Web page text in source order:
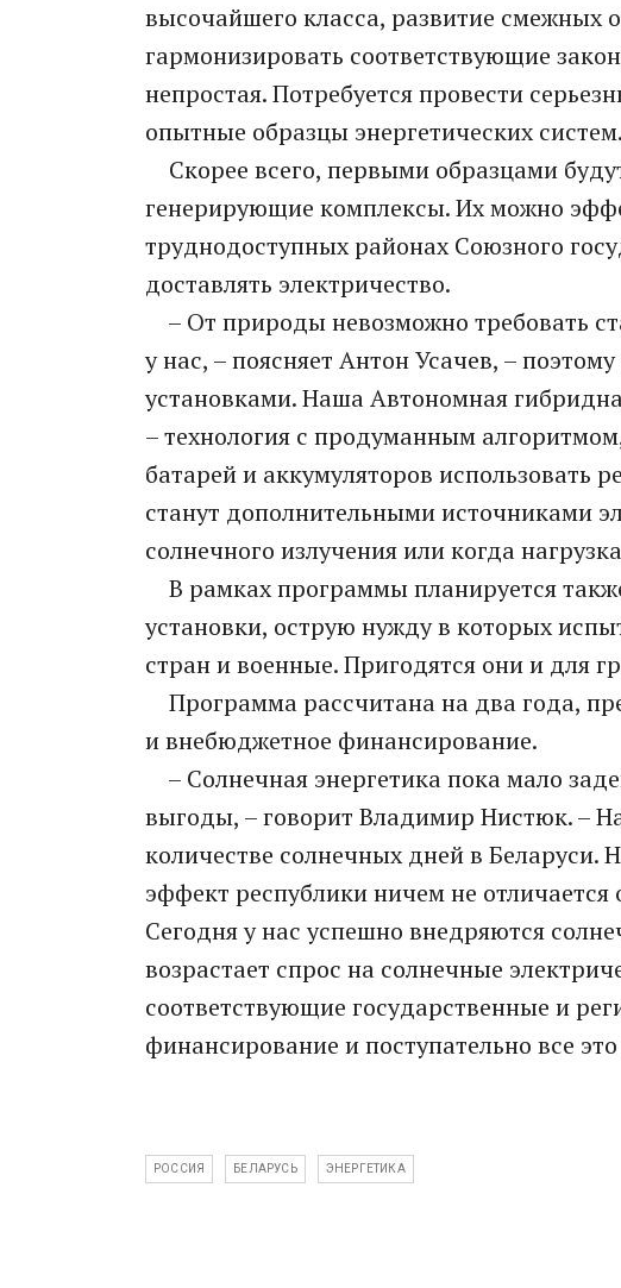
высочайшего класса, развитие смежных
гармонизировать соответствующие
непростая. Потребуется провести
опытные образцы энергетических систем.
Скорее всего, первыми образцами
генерирующие комплексы. Их можно
труднодоступных районах Союзного
доставлять электричество.
– От природы невозможно требовать
у нас, – поясняет Антон Усачев, –
установками. Наша Автономная
– технология с продуманным
батарей и аккумуляторов использовать
станут дополнительными источниками
солнечного излучения или когда
В рамках программы планируется
установки, острую нужду в которых
стран и военные. Пригодятся они и для
Программа рассчитана на два года,
и внебюджетное финансирование.
– Солнечная энергетика пока мало
выгоды, – говорит Владимир Нистюк. –
количестве солнечных дней в Беларуси.
эффект республики ничем не
Сегодня у нас успешно внедряются
возрастает спрос на солнечные
соответствующие государственные и
финансирование и поступательно все
РОССИЯ БЕЛАРУСЬ ЭНЕРГЕТИКА